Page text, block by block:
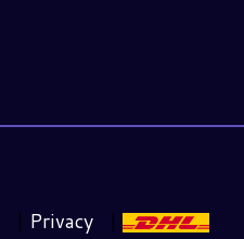
| Privacy |